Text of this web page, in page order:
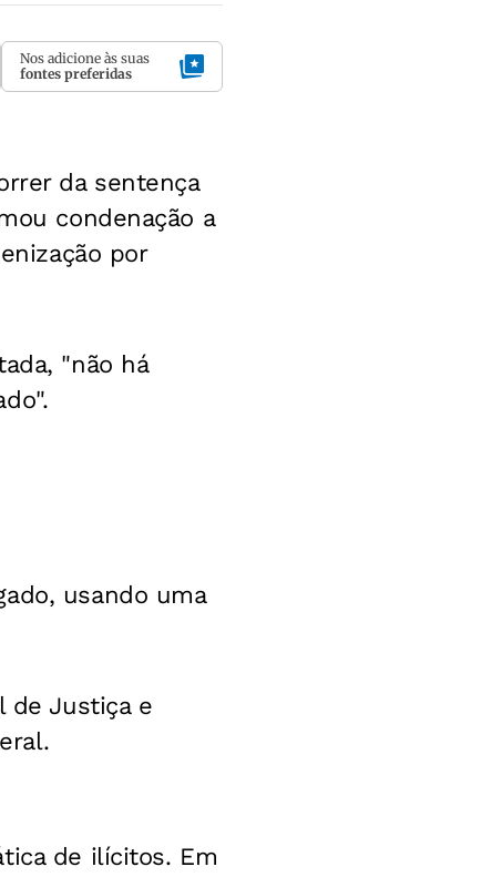
Nos adicione às suas
fontes preferidas
da sentença
condenação a
por
"não há
usando uma
de Justiça e
de ilícitos. Em